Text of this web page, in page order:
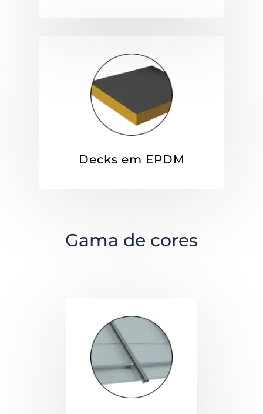
Decks em EPDM
Gama de cores